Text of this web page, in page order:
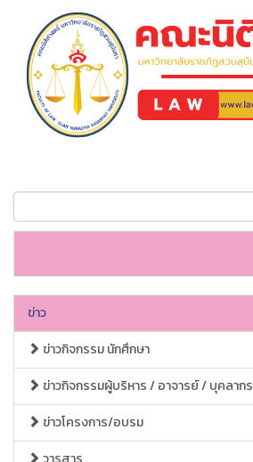
ข่าว
ข่าวกิจกรรม นักศึกษา
ข่าวกิจกรรมผู้บริหาร / อาจารย์ / บุคลากร
ข่าวโครงการ/อบรม